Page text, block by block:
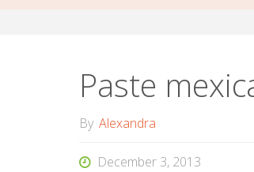
Paste
By Alexandra
December 3, 2013